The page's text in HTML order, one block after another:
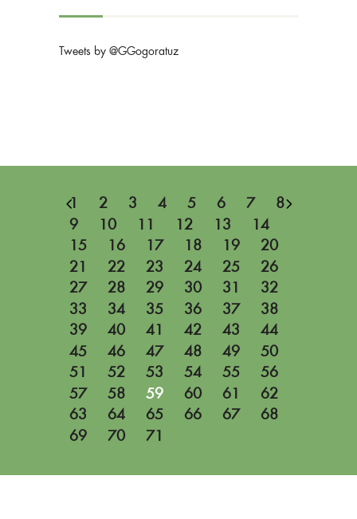
Tweets by @GGogoratuz
1 2 3 4 5 6 7
8
9
10 11 12 13
14
15
16 17 18 19
20
21
22 23 24 25
26
27
28 29 30 31
32
33
34 35 36 37
38
39
40 41 42 43
44
45
46 47 48 49
50
51
52 53 54 55
56
57
58 59 60 61
62
63
64 65 66 67
68
69
70 71